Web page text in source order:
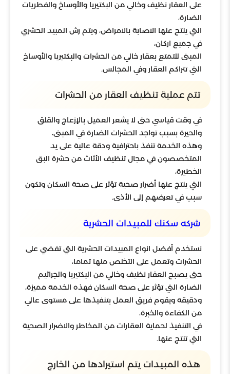
على العقار نظيف وخالي من البكتيريا والأوساخ والفطريات
الضارة،
التي ينتح عنها الاصابة بالامراض، ويتم رش المبيد الحشري
في جميع اركان،
المبنى للتمتع بعقار خالي من الحشرات والبكتيريا والأوساخ
التي تتراكم العقار وفي المجالس.
تتم عملية تنظيف العقار من الحشرات
في وقت قياسي حتى لا يشعر العميل بالإزعاج والقلق
والحيرة بسبب تواجد الحشرات الضارة في المبنى،
وهذه الخدمة تنفذ باحترافية ودقة عالية على يد
المتخصصون في مجال تنظيف الأثاث من حشرة البق
الخطيرة،
التي ينتج عنها أضرار صحية تؤثر على صحة السكان وتكون
سبب في تعرضهم إلى الأذى.
شركه سكنك للمبيدات الحشرية
نستخدم أفضل انواع المبيدات الحشرية التي تقضي على
الحشرات وتعمل على التخلص منها تماما،
حتى يصبح العقار نظيف وخالي من البكتيريا والجراثيم
الضارة التي تؤثر على صحة السكان فهذه الخدمة مميزة،
ودقيقة ويقوم فريق العمل بتنفيذها على مستوى عالي
من الكفاءة والخبرة،
في التنفيذ لحماية العقارات من المخاطر والاضرار الصحية
التي تنتج عنها.
هذه المبيدات يتم استيرادها من الخارج